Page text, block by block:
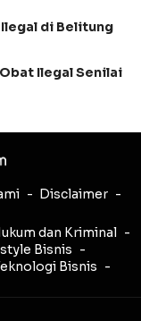
Ilegal di Belitung
Ilegal Senilai
Disclaimer
dan Kriminal
Bisnis
Bisnis